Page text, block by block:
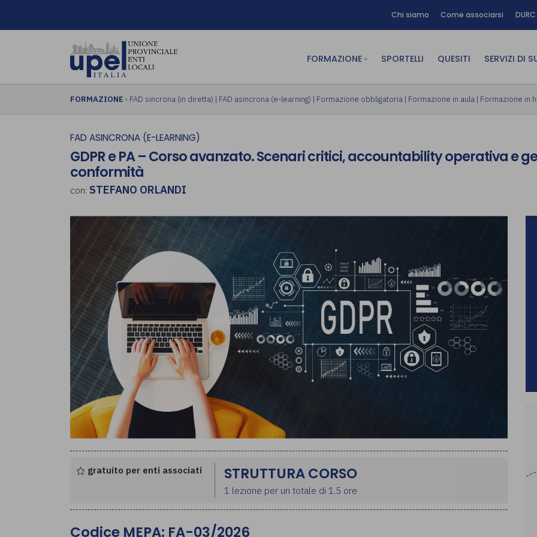
Chi siamo Come associarsi
FORMAZIONE
FAD sincrona (in diretta)
FAD asincrona (e-learning)
Formazione in aula
associati
SPORTELLI QUESITI SERVIZI DI
Area
Area
Area
FORMAZIONE › FAD sincrona (in diretta) | FAD asincrona (e-learning) | Formazione obbligatoria | Formazione in aula | Formazione in
FAD ASINCRONA (E-LEARNING)
GDPR e PA – Corso avanzato. Scenari critici, accountability operativa e
conformità
con: STEFANO ORLANDI
gratuito per enti associati STRUTTURA CORSO
1 lezione per un totale di 1.5 ore
Codice MEPA: FA-03/2026